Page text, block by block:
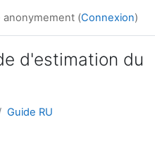
(Connexion)
d'estimation du
Guide RU